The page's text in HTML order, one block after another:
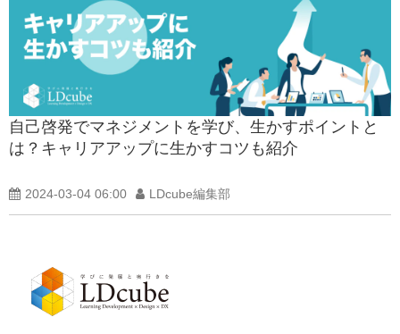
自己啓発でマネジメントを学び、生かすポイントと
は？キャリアアップに生かすコツも紹介
2024-03-04 06:00 LDcube編集部